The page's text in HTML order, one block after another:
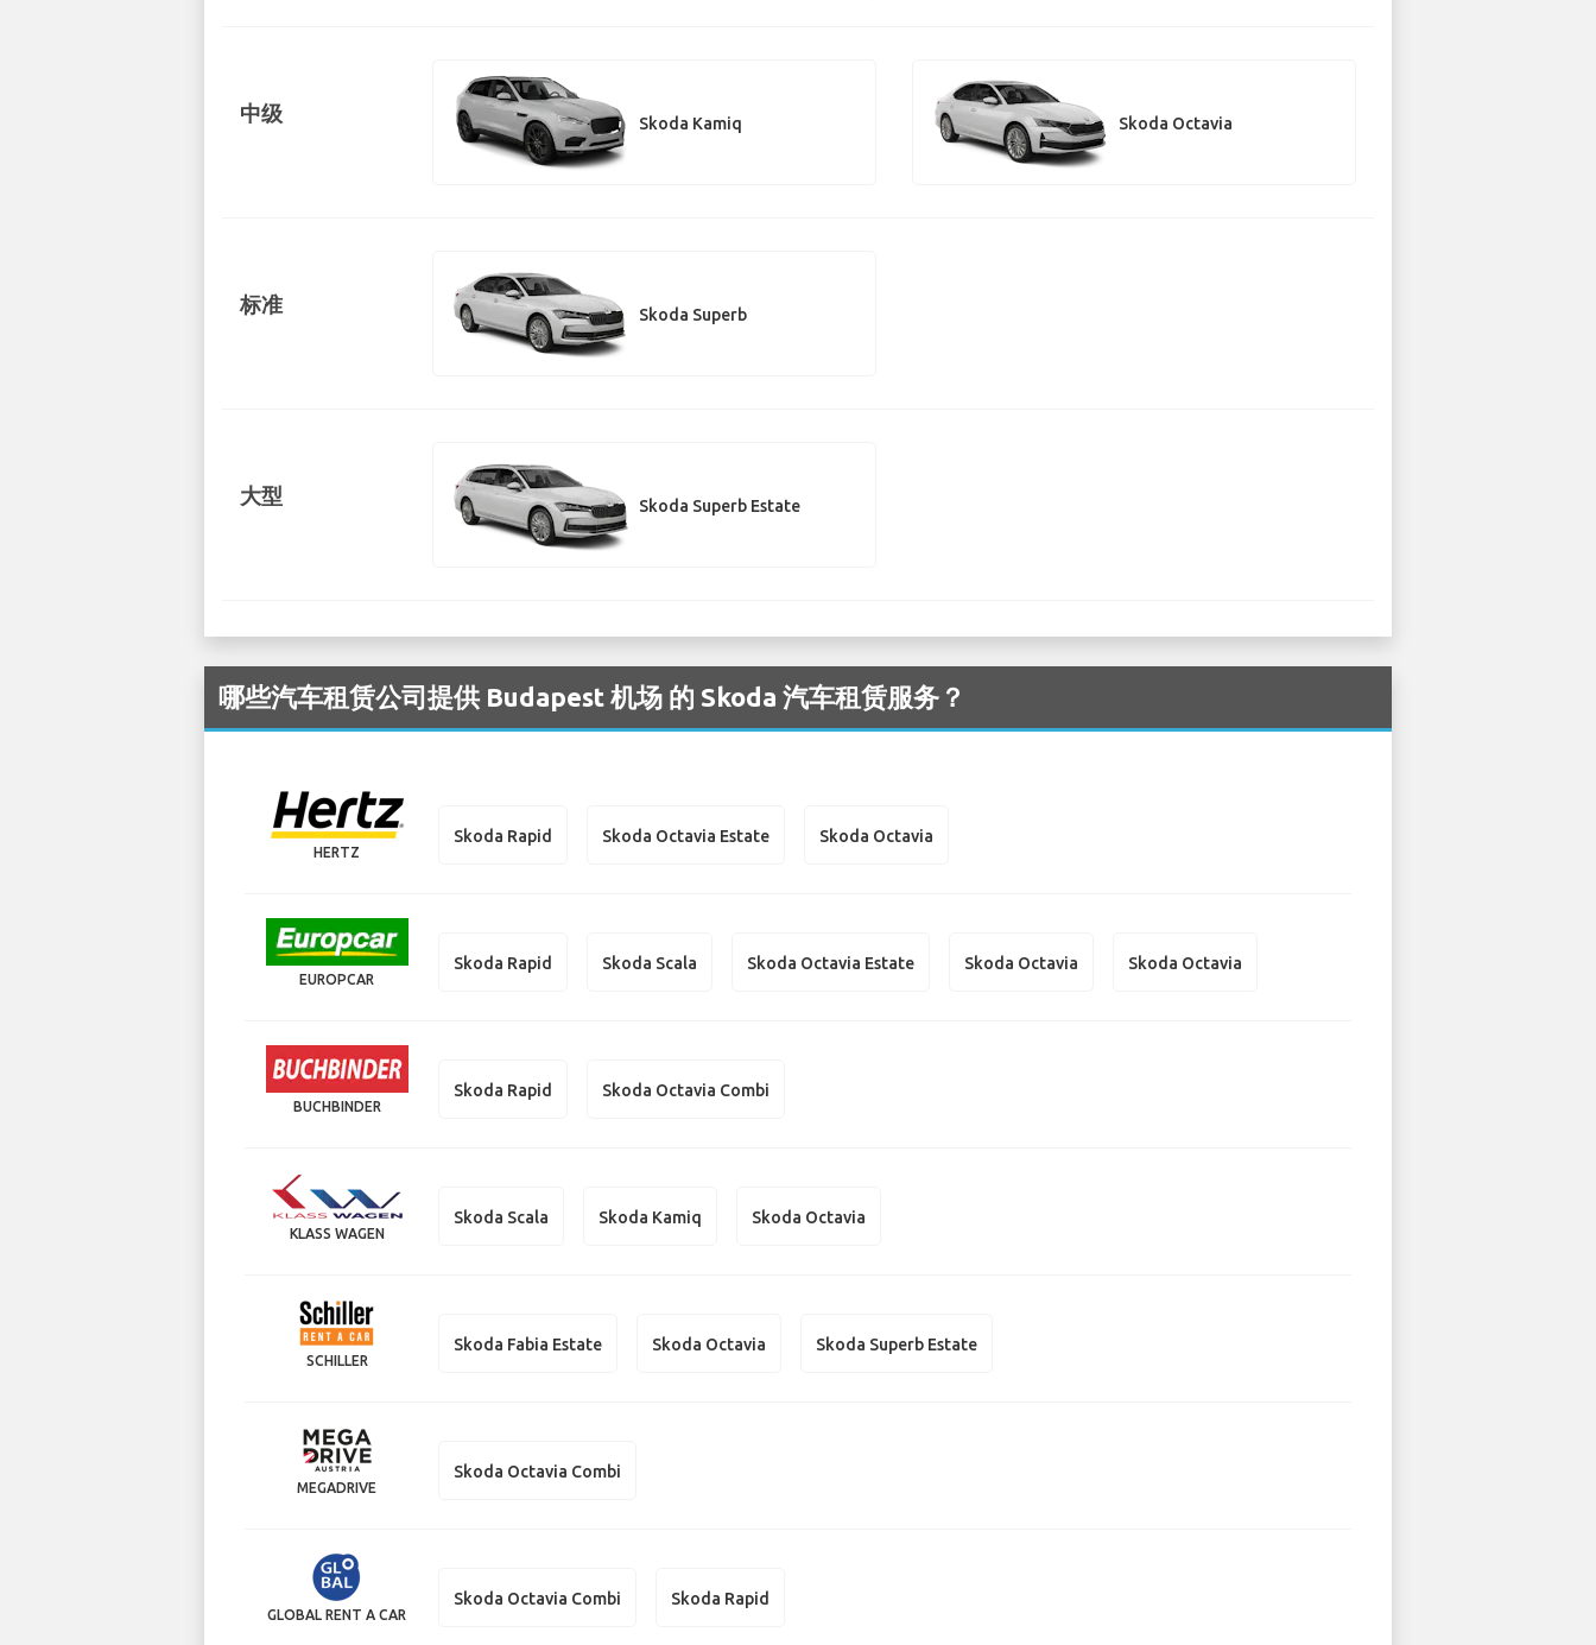
中级 Skoda Kamiq Skoda Octavia
标准 Skoda Superb
大型 Skoda Superb Estate
哪些汽车租赁公司提供 Budapest 机场 的 Skoda 汽车租赁服务？
HERTZ
Skoda Rapid Skoda Octavia Estate Skoda Octavia
EUROPCAR
Skoda Rapid Skoda Scala Skoda Octavia Estate Skoda Octavia Skoda Octavia
BUCHBINDER
Skoda Rapid Skoda Octavia Combi
KLASS WAGEN
Skoda Scala Skoda Kamiq Skoda Octavia
SCHILLER
Skoda Fabia Estate Skoda Octavia Skoda Superb Estate
MEGADRIVE
Skoda Octavia Combi
GLOBAL RENT A CAR
Skoda Octavia Combi Skoda Rapid